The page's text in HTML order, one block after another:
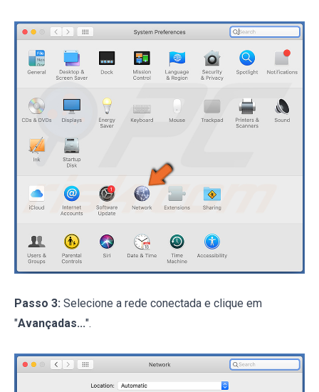
Passo 3: Selecione a rede conectada e clique em
"Avançadas...".